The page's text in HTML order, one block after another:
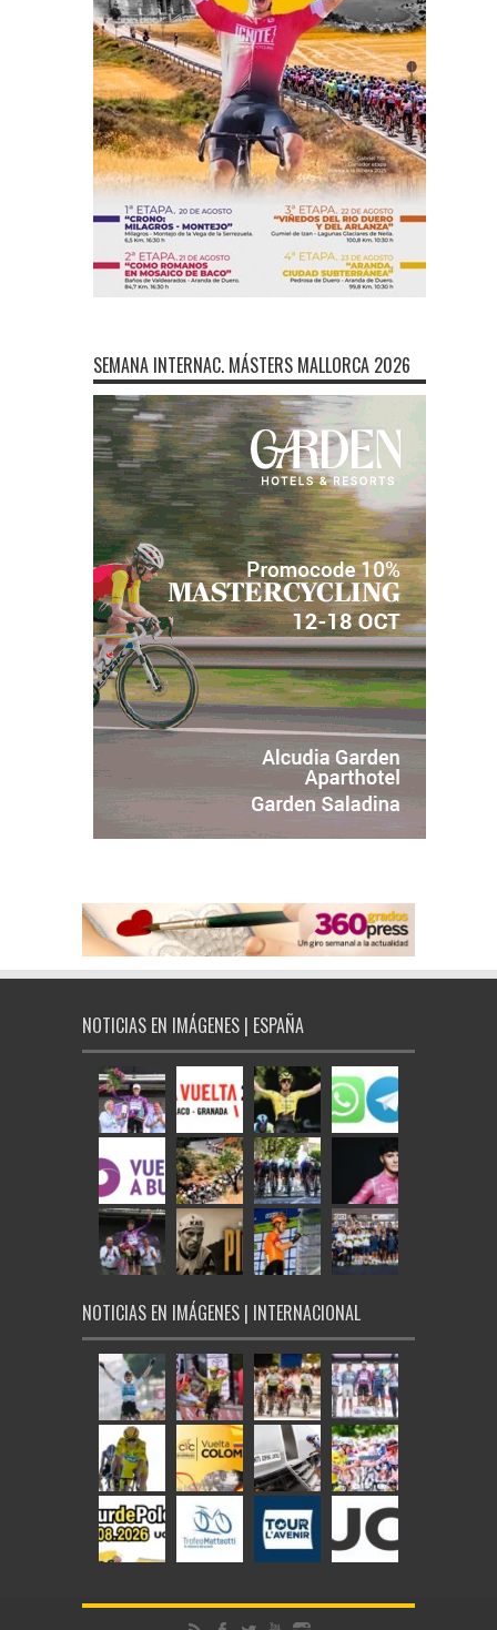
SEMANA INTERNAC. MÁSTERS MALLORCA 2026
NOTICIAS EN IMÁGENES | ESPAÑA
NOTICIAS EN IMÁGENES | INTERNACIONAL